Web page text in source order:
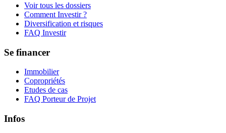
Voir tous les dossiers
Comment Investir ?
Diversification et risques
FAQ Investir
Se financer
Immobilier
Copropriétés
Etudes de cas
FAQ Porteur de Projet
Infos